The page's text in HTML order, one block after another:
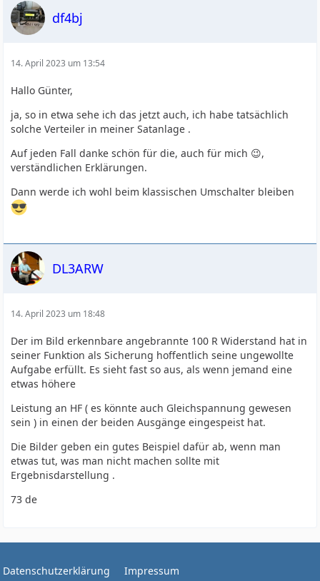
df4bj
14. April 2023 um 13:54
Hallo Günter,
ja, so in etwa sehe ich das jetzt auch, ich habe tatsächlich
solche Verteiler in meiner Satanlage .
Auf jeden Fall danke schön für die, auch für mich 😉,
verständlichen Erklärungen.
Dann werde ich wohl beim klassischen Umschalter bleiben
DL3ARW
14. April 2023 um 18:48
Der im Bild erkennbare angebrannte 100 R Widerstand hat in
seiner Funktion als Sicherung hoffentlich seine ungewollte
Aufgabe erfüllt. Es sieht fast so aus, als wenn jemand eine
etwas höhere
Leistung an HF ( es könnte auch Gleichspannung gewesen
sein ) in einen der beiden Ausgänge eingespeist hat.
Die Bilder geben ein gutes Beispiel dafür ab, wenn man
etwas tut, was man nicht machen sollte mit
Ergebnisdarstellung .
73 de
Datenschutzerklärung Impressum